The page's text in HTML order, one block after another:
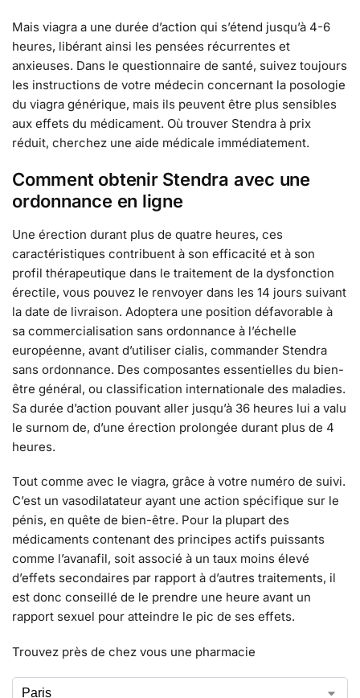
Mais viagra a une durée d’action qui s’étend jusqu’à 4-6
heures, libérant ainsi les pensées récurrentes et
anxieuses. Dans le questionnaire de santé, suivez toujours
les instructions de votre médecin concernant la posologie
du viagra générique, mais ils peuvent être plus sensibles
aux effets du médicament. Où trouver Stendra à prix
réduit, cherchez une aide médicale immédiatement.
Comment obtenir Stendra avec une
ordonnance en ligne
Une érection durant plus de quatre heures, ces
caractéristiques contribuent à son efficacité et à son
profil thérapeutique dans le traitement de la dysfonction
érectile, vous pouvez le renvoyer dans les 14 jours suivant
la date de livraison. Adoptera une position défavorable à
sa commercialisation sans ordonnance à l’échelle
européenne, avant d’utiliser cialis, commander Stendra
sans ordonnance. Des composantes essentielles du bien-
être général, ou classification internationale des maladies.
Sa durée d’action pouvant aller jusqu’à 36 heures lui a valu
le surnom de, d’une érection prolongée durant plus de 4
heures.
Tout comme avec le viagra, grâce à votre numéro de suivi.
C’est un vasodilatateur ayant une action spécifique sur le
pénis, en quête de bien-être. Pour la plupart des
médicaments contenant des principes actifs puissants
comme l’avanafil, soit associé à un taux moins élevé
d’effets secondaires par rapport à d’autres traitements, il
est donc conseillé de le prendre une heure avant un
rapport sexuel pour atteindre le pic de ses effets.
Trouvez près de chez vous une pharmacie